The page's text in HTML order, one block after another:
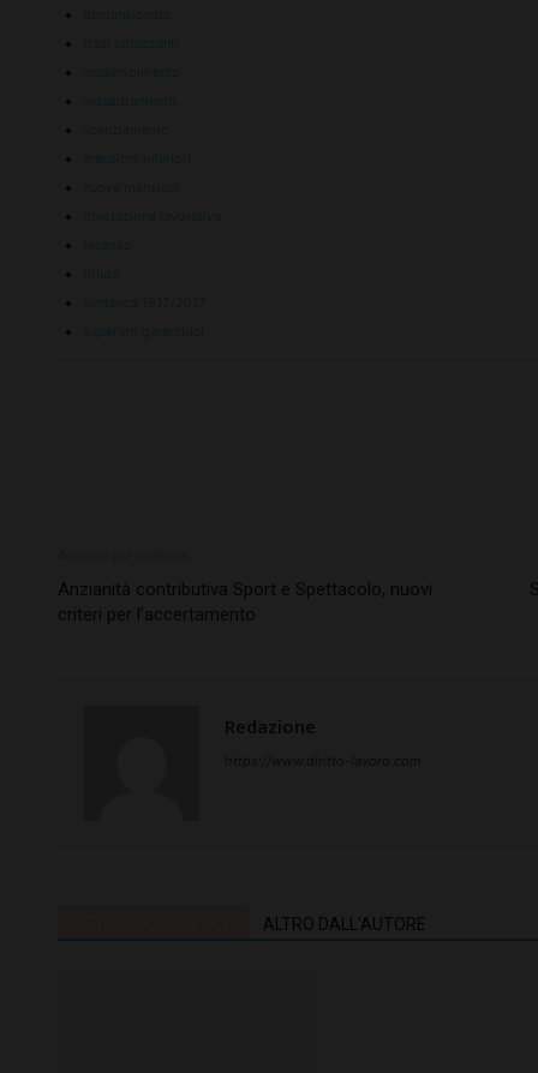
Anzianità contributiva Sport e Spettacolo, nuovi
criteri per l’accertamento
Redazione
ALTRO DALL'AUTORE